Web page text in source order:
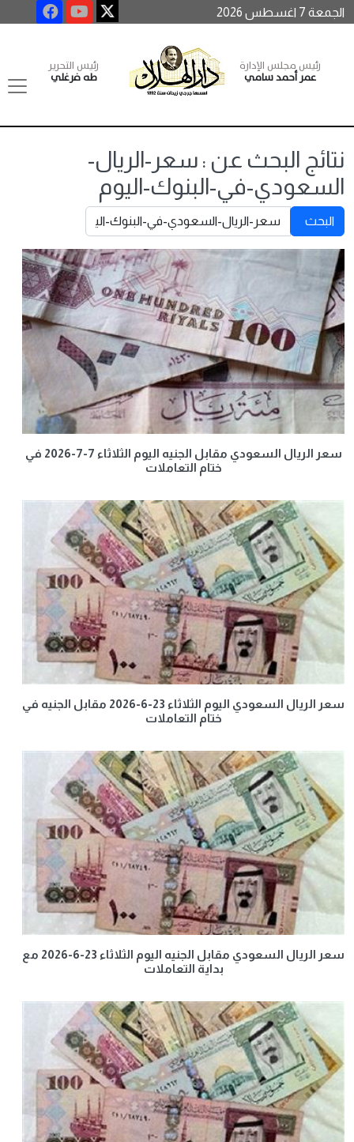
الجمعة 7 اغسطس 2026
رئيس مجلس الإدارة
عمر أحمد سامي
رئيس التحرير
طه فرغلي
نتائج البحث عن : سعر-الريال-
السعودي-في-البنوك-اليوم
سعر الريال السعودي مقابل الجنيه اليوم الثلاثاء 7-7-2026 في
ختام التعاملات
سعر الريال السعودي اليوم الثلاثاء 23-6-2026 مقابل الجنيه في
ختام التعاملات
سعر الريال السعودي مقابل الجنيه اليوم الثلاثاء 23-6-2026 مع
بداية التعاملات